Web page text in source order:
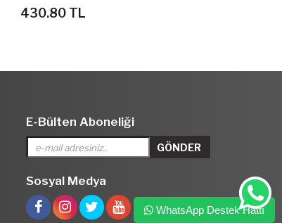
430.80 TL
E-Bülten Aboneliği
Sosyal Medya
WhatsApp Destek Hattı